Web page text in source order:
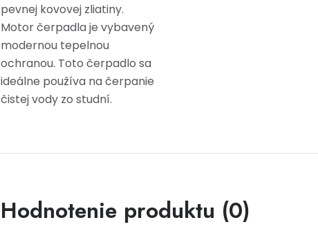
pevnej kovovej zliatiny.
Motor čerpadla je vybavený
modernou tepelnou
ochranou. Toto čerpadlo sa
ideálne používa na čerpanie
čistej vody zo studní.
Hodnotenie produktu (0)